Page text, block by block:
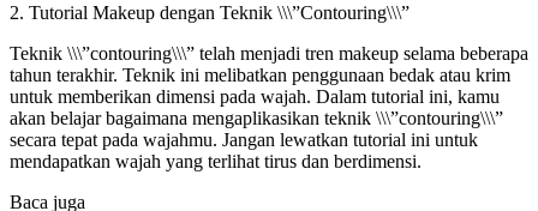
2. Tutorial Makeup dengan Teknik \\\”Contouring\\\”
Teknik \\\”contouring\\\” telah menjadi tren makeup selama beberapa
tahun terakhir. Teknik ini melibatkan penggunaan bedak atau krim
untuk memberikan dimensi pada wajah. Dalam tutorial ini, kamu
akan belajar bagaimana mengaplikasikan teknik \\\”contouring\\\”
secara tepat pada wajahmu. Jangan lewatkan tutorial ini untuk
mendapatkan wajah yang terlihat tirus dan berdimensi.
Baca juga